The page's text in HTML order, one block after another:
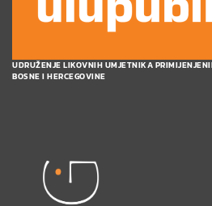
UDRUŽENJE LIKOVNIH UMJETNIKA
BOSNE I HERCEGOVINE